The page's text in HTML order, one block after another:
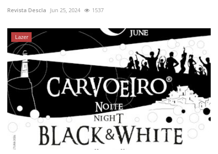
Revista Descla Jun 25, 2024 1537
Lazer